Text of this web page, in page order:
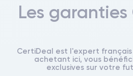
Les
CertiDeal est l'expert
achetant ici, vous
exclusives sur votre